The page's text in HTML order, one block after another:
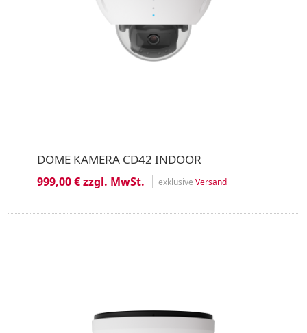
DOME KAMERA CD42 INDOOR
999,00 € zzgl. MwSt. exklusive Versand